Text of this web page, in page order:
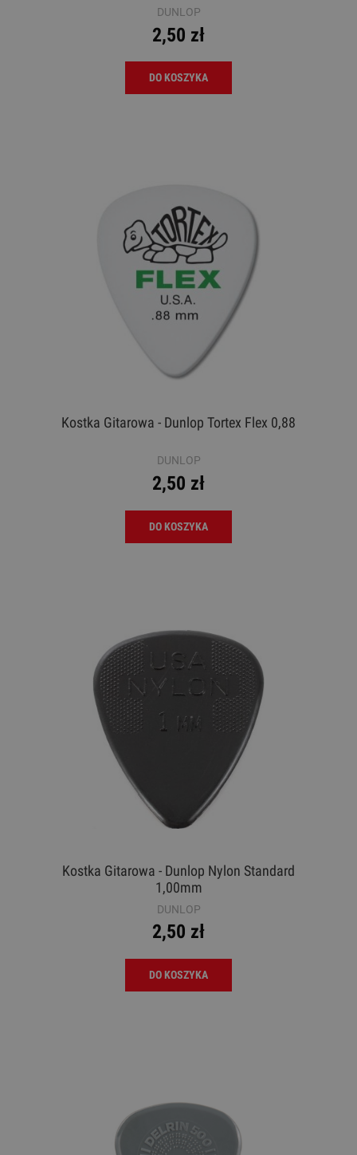
DUNLOP
2,50 zł
DO KOSZYKA
Kostka Gitarowa - Dunlop Tortex Flex 0,88
DUNLOP
2,50 zł
DO KOSZYKA
Kostka Gitarowa - Dunlop Nylon Standard
1,00mm
DUNLOP
2,50 zł
DO KOSZYKA